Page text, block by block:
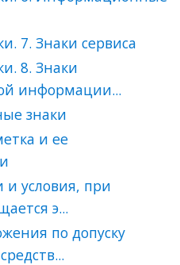
7. Знаки сервиса
8. Знаки
информации...
знаки
и ее
и условия, при
э...
по допуску